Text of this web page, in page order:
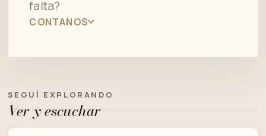
falta?
CONTANOS
SEGUÍ EXPLORANDO
Ver y escuchar